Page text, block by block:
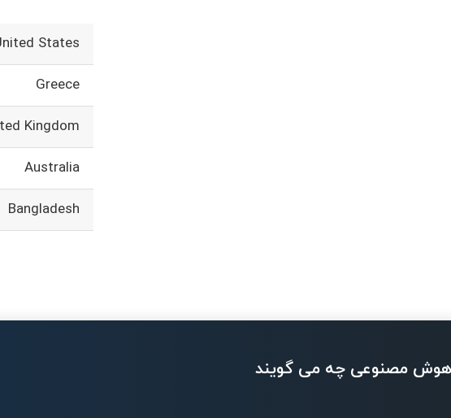
States
Greece
Kingdom
Australia
Bangladesh
هوش مصنوعی چه می گویند